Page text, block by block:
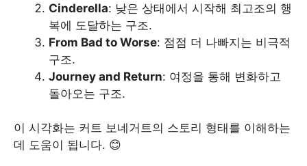
Cinderella: 낮은 상태에서 시작해 최고조의 행
복에 도달하는 구조.
From Bad to Worse: 점점 더 나빠지는 비극적
구조.
Journey and Return: 여정을 통해 변화하고
돌아오는 구조.
이 시각화는 커트 보네거트의 스토리 형태를 이해하는
데 도움이 됩니다. 😊